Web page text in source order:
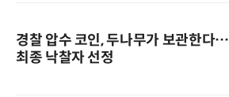
경찰 압수 코인, 두나무가 보관한다…
최종 낙찰자 선정